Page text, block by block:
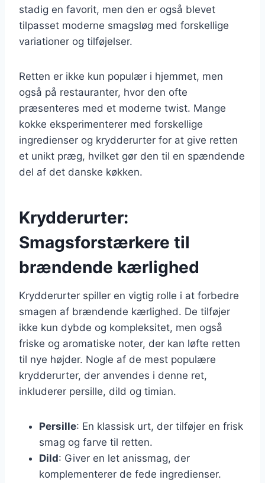
stadig en favorit, men den er også blevet
tilpasset moderne smagsløg med forskellige
variationer og tilføjelser.
Retten er ikke kun populær i hjemmet, men
også på restauranter, hvor den ofte
præsenteres med et moderne twist. Mange
kokke eksperimenterer med forskellige
ingredienser og krydderurter for at give retten
et unikt præg, hvilket gør den til en spændende
del af det danske køkken.
Krydderurter:
Smagsforstærkere til
brændende kærlighed
Krydderurter spiller en vigtig rolle i at forbedre
smagen af brændende kærlighed. De tilføjer
ikke kun dybde og kompleksitet, men også
friske og aromatiske noter, der kan løfte retten
til nye højder. Nogle af de mest populære
krydderurter, der anvendes i denne ret,
inkluderer persille, dild og timian.
Persille: En klassisk urt, der tilføjer en frisk
smag og farve til retten.
Dild: Giver en let anissmag, der
komplementerer de fede ingredienser.